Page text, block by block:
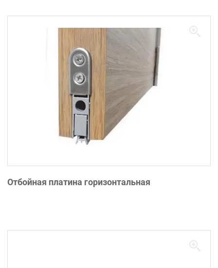
Отбойная платина горизонтальная